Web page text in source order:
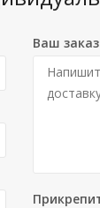
Ваш заказ